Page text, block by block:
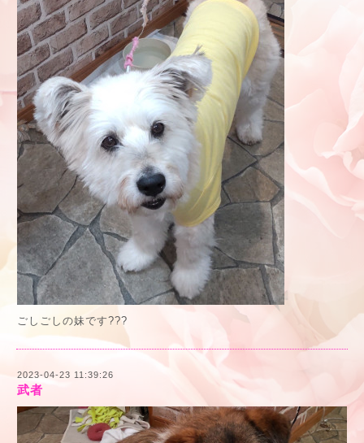
ごしごしの妹です???
2023-04-23 11:39:26
武者